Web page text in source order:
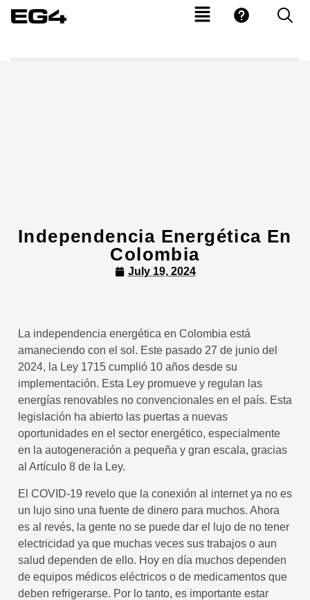
Independencia Energética En
Colombia
July 19, 2024
La independencia energética en Colombia está
amaneciendo con el sol. Este pasado 27 de junio del
2024, la Ley 1715 cumplió 10 años desde su
implementación. Esta Ley promueve y regulan las
energías renovables no convencionales en el país. Esta
legislación ha abierto las puertas a nuevas
oportunidades en el sector energético, especialmente
en la autogeneración a pequeña y gran escala, gracias
al Artículo 8 de la Ley.
El COVID-19 revelo que la conexión al internet ya no es
un lujo sino una fuente de dinero para muchos. Ahora
es al revés, la gente no se puede dar el lujo de no tener
electricidad ya que muchas veces sus trabajos o aun
salud dependen de ello. Hoy en día muchos dependen
de equipos médicos eléctricos o de medicamentos que
deben refrigerarse. Por lo tanto, es importante estar